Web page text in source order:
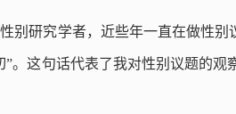
别研究学者，近些年一直在做性
”。这句话代表了我对性别议题的